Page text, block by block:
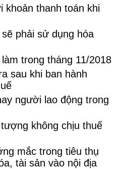
khoản thanh toán khi
phải sử dụng hóa
trong tháng 11/2018
sau khi ban hành
người lao động trong
không chịu thuế
mắc trong tiêu thụ
tài sản vào nội địa